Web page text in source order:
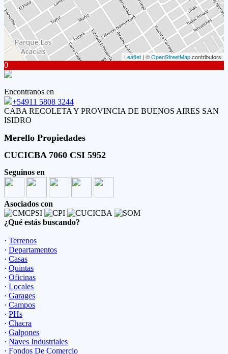
Leaflet | ©OpenStreetMapcontributors
0
Encontranos en
+54911 5808 3244
CABA RECOLETA Y PROVINCIA DE BUENOS AIRES SAN
ISIDRO
Merello Propiedades
CUCICBA 7060 CSI 5952
Seguinos en
Asociados con
¿Qué estás buscando?
· Terrenos
· Departamentos
· Casas
· Quintas
· Oficinas
· Locales
· Garages
· Campos
· PHs
· Chacra
· Galpones
· Naves Industriales
· Fondos De Comercio